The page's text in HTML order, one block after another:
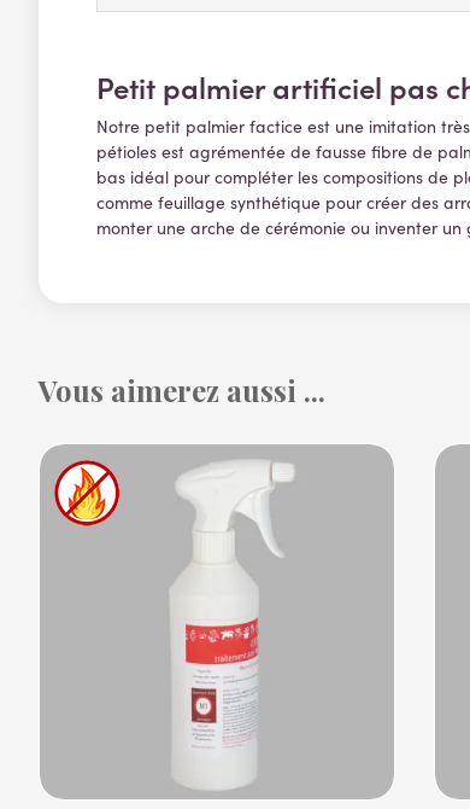
Petit palmier artificiel pas
Notre petit palmier factice est une imitation
pétioles est agrémentée de fausse fibre de
bas idéal pour compléter les compositions de
comme feuillage synthétique pour créer des
monter une arche de cérémonie ou inventer
Vous aimerez aussi ...